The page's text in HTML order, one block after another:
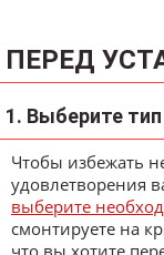
ПЕРЕД
1. Выберите
Чтобы избежать
удовлетворения
выберите
смонтируете на